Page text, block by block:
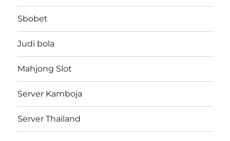
Sbobet
Judi bola
Mahjong Slot
Server Kamboja
Server Thailand